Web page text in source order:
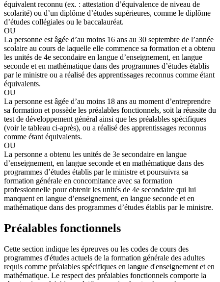
équivalent reconnu (ex. : attestation d’équivalence de niveau de
scolarité) ou d’un diplôme d’études supérieures, comme le diplôme
d’études collégiales ou le baccalauréat.
OU
La personne est âgée d’au moins 16 ans au 30 septembre de l’année
scolaire au cours de laquelle elle commence sa formation et a obtenu
les unités de 4e secondaire en langue d’enseignement, en langue
seconde et en mathématique dans des programmes d’études établis
par le ministre ou a réalisé des apprentissages reconnus comme étant
équivalents.
OU
La personne est âgée d’au moins 18 ans au moment d’entreprendre
sa formation et possède les préalables fonctionnels, soit la réussite du
test de développement général ainsi que les préalables spécifiques
(voir le tableau ci-après), ou a réalisé des apprentissages reconnus
comme étant équivalents.
OU
La personne a obtenu les unités de 3e secondaire en langue
d’enseignement, en langue seconde et en mathématique dans des
programmes d’études établis par le ministre et poursuivra sa
formation générale en concomitance avec sa formation
professionnelle pour obtenir les unités de 4e secondaire qui lui
manquent en langue d’enseignement, en langue seconde et en
mathématique dans des programmes d’études établis par le ministre.
Préalables fonctionnels
Cette section indique les épreuves ou les codes de cours des
programmes d'études actuels de la formation générale des adultes
requis comme préalables spécifiques en langue d'enseignement et en
mathématique. Le respect des préalables fonctionnels comporte la